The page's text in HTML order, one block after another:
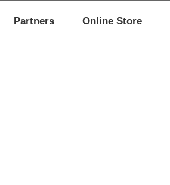
Partners Online Store